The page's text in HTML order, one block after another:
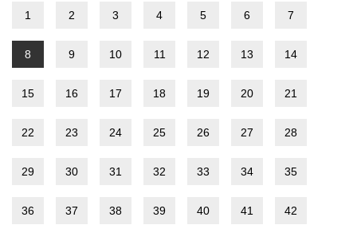
1 2 3 4 5 6 7
8 9 10 11 12 13 14
15 16 17 18 19 20 21
22 23 24 25 26 27 28
29 30 31 32 33 34 35
36 37 38 39 40 41 42